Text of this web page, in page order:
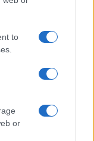
to
or
ΤΟΝ ΔΗΜΙΟΥΡΓΟ